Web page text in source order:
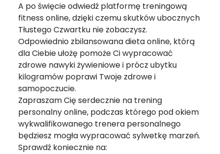
A po święcie odwiedź platformę treningową
fitness online, dzięki czemu skutków ubocznych
Tłustego Czwartku nie zobaczysz.
Odpowiednio zbilansowana dieta online, którą
dla Ciebie ułożę pomoże Ci wypracować
zdrowe nawyki żywieniowe i prócz ubytku
kilogramów poprawi Twoje zdrowe i
samopoczucie.
Zapraszam Cię serdecznie na trening
personalny online, podczas którego pod okiem
wykwalifikowanego trenera personalnego
będziesz mogła wypracować sylwetkę marzeń.
Sprawdź koniecznie na: